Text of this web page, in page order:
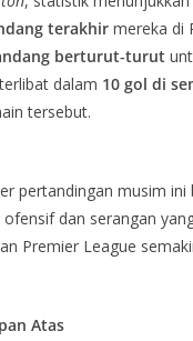
terakhir mereka di
berturut‑turut
dalam 10 gol di
tersebut.
pertandingan musim ini
dan serangan
Premier League
Atas